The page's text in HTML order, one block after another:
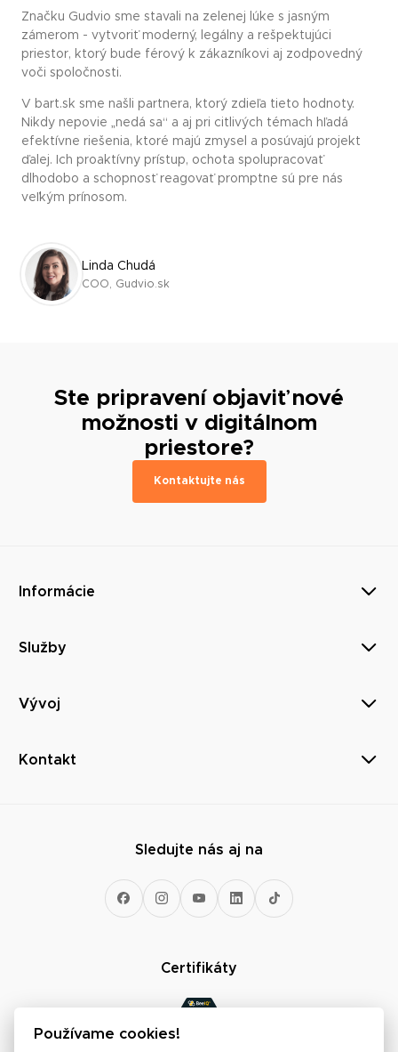
Značku Gudvio sme stavali na zelenej lúke s jasným
zámerom - vytvoriť moderný, legálny a rešpektujúci
priestor, ktorý bude férový k zákazníkovi aj zodpovedný
voči spoločnosti.
V bart.sk sme našli partnera, ktorý zdieľa tieto hodnoty.
Nikdy nepovie „nedá sa“ a aj pri citlivých témach hľadá
efektívne riešenia, ktoré majú zmysel a posúvajú projekt
ďalej. Ich proaktívny prístup, ochota spolupracovať
dlhodobo a schopnosť reagovať promptne sú pre nás
veľkým prínosom.
Linda Chudá
COO, Gudvio.sk
Ste pripravení objaviť nové
možnosti v digitálnom
priestore?
Kontaktujte nás
Informácie
Služby
Vývoj
Kontakt
Sledujte nás aj na
Certifikáty
Používame cookies!